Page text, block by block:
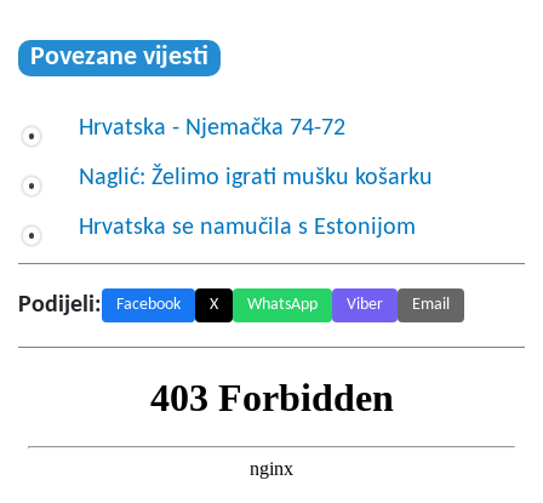
Povezane vijesti
Hrvatska - Njemačka 74-72
Naglić: Želimo igrati mušku košarku
Hrvatska se namučila s Estonijom
Podijeli: Facebook X WhatsApp Viber Email